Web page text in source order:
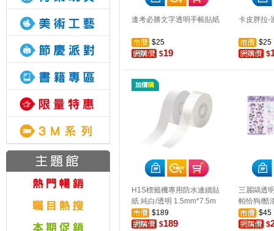
逢考必勝文字透明手帳貼紙
$25
$19
卡皮胖拉-
$25
$
H1S標籤機專用防水連續貼
紙 純白/透明 1.5mm*7.5m
$189
$189
三麗鷗透
帕恰狗/酷
$45
$